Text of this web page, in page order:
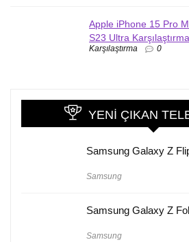
Apple iPhone 15 Pro
S23 Ultra Karşılaştırma
Karşılaştırma 0
YENI ÇIKAN
Samsung Galaxy Z
Samsung
Samsung Galaxy Z
Samsung